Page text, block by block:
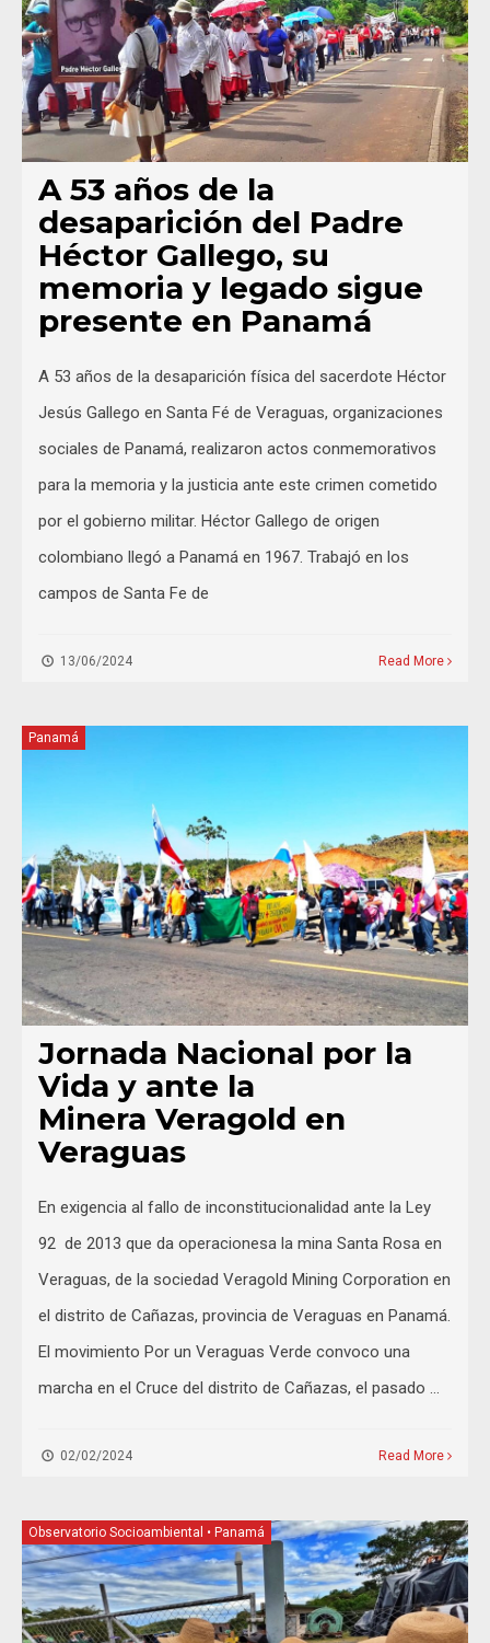
A 53 años de la
desaparición del Padre
Héctor Gallego, su
memoria y legado sigue
presente en Panamá
A 53 años de la desaparición física del sacerdote Héctor
Jesús Gallego en Santa Fé de Veraguas, organizaciones
sociales de Panamá, realizaron actos conmemorativos
para la memoria y la justicia ante este crimen cometido
por el gobierno militar. Héctor Gallego de origen
colombiano llegó a Panamá en 1967. Trabajó en los
campos de Santa Fe de
13/06/2024 Read More
Panamá
Jornada Nacional por la
Vida y ante la
Minera Veragold en
Veraguas
En exigencia al fallo de inconstitucionalidad ante la Ley
92 de 2013 que da operacionesa la mina Santa Rosa en
Veraguas, de la sociedad Veragold Mining Corporation en
el distrito de Cañazas, provincia de Veraguas en Panamá.
El movimiento Por un Veraguas Verde convoco una
marcha en el Cruce del distrito de Cañazas, el pasado …
02/02/2024 Read More
Observatorio Socioambiental • Panamá